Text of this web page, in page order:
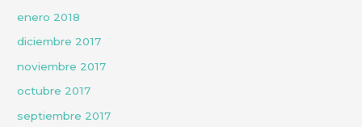
enero 2018
diciembre 2017
noviembre 2017
octubre 2017
septiembre 2017